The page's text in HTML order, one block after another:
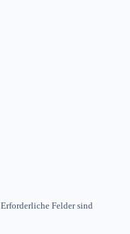
Erforderliche Felder sind